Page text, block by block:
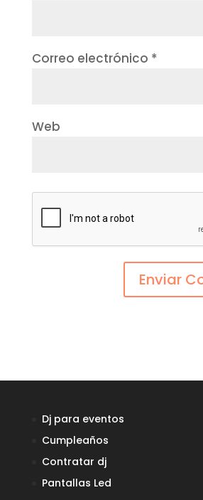
Correo electrónico *
Web
Dj para eventos
Cumpleaños
Contratar dj
Pantallas Led